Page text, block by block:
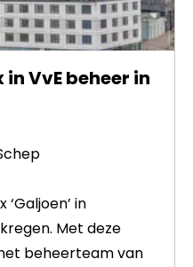
VvE beheer in
in
Met deze
beheerteam van